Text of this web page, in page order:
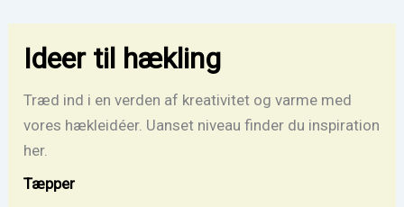
indholdet
Ideer til hækling
Træd ind i en verden af kreativitet og varme med
vores hækleidéer. Uanset niveau finder du inspiration
her.
Tæpper